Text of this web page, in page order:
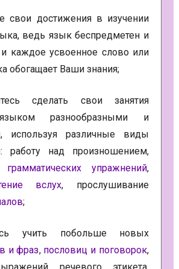
свои достижения в изучении
ведь язык беспредметен и
и каждое усвоенное слово или
обогащает Ваши знания;
сделать свои занятия
разнообразными и
используя различные виды
работу над произношением,
грамматических упражнений,
вслух, прослушивание
;
учить побольше новых
и фраз, пословиц и поговорок,